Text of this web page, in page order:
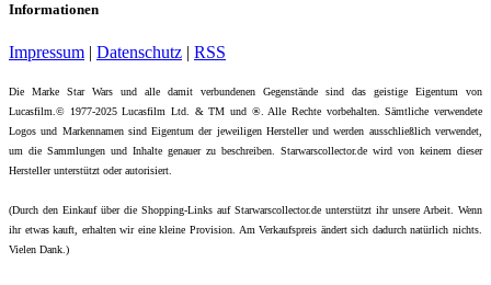
Informationen
Impressum | Datenschutz | RSS
Die Marke Star Wars und alle damit verbundenen Gegenstände sind das geistige Eigentum von
Lucasfilm.© 1977-2025 Lucasfilm Ltd. & TM und ®. Alle Rechte vorbehalten. Sämtliche verwendete
Logos und Markennamen sind Eigentum der jeweiligen Hersteller und werden ausschließlich verwendet,
um die Sammlungen und Inhalte genauer zu beschreiben. Starwarscollector.de wird von keinem dieser
Hersteller unterstützt oder autorisiert.
(Durch den Einkauf über die Shopping-Links auf Starwarscollector.de unterstützt ihr unsere Arbeit. Wenn
ihr etwas kauft, erhalten wir eine kleine Provision. Am Verkaufspreis ändert sich dadurch natürlich nichts.
Vielen Dank.)